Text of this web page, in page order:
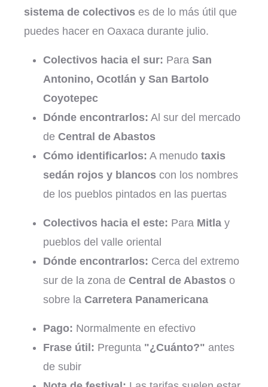
sistema de colectivos es de lo más útil que
puedes hacer en Oaxaca durante julio.
Colectivos hacia el sur: Para San
Antonino, Ocotlán y San Bartolo
Coyotepec
Dónde encontrarlos: Al sur del mercado
de Central de Abastos
Cómo identificarlos: A menudo taxis
sedán rojos y blancos con los nombres
de los pueblos pintados en las puertas
Colectivos hacia el este: Para Mitla y
pueblos del valle oriental
Dónde encontrarlos: Cerca del extremo
sur de la zona de Central de Abastos o
sobre la Carretera Panamericana
Pago: Normalmente en efectivo
Frase útil: Pregunta "¿Cuánto?" antes
de subir